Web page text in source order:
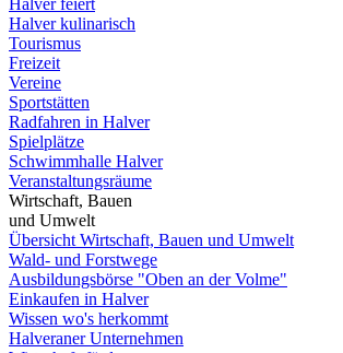
Halver feiert
Halver kulinarisch
Tourismus
Freizeit
Vereine
Sportstätten
Radfahren in Halver
Spielplätze
Schwimmhalle Halver
Veranstaltungsräume
Wirtschaft, Bauen
und Umwelt
Übersicht Wirtschaft, Bauen und Umwelt
Wald- und Forstwege
Ausbildungsbörse "Oben an der Volme"
Einkaufen in Halver
Wissen wo's herkommt
Halveraner Unternehmen